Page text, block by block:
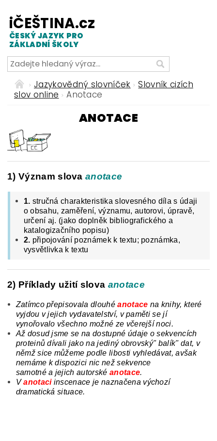
iČEŠTINA.cz
ČESKÝ JAZYK PRO
ZÁKLADNÍ ŠKOLY
Jazykovědný slovníček
Slovník cizích
slov online
Anotace
ANOTACE
1) Význam slovaanotace
1. stručná charakteristika slovesného díla s údaji
o obsahu, zaměření, významu, autorovi, úpravě,
určení aj. (jako doplněk bibliografického a
katalogizačního popisu)
2. připojování poznámek k textu; poznámka,
vysvětlivka k textu
2) Příklady užití slova anotace
Zatímco přepisovala dlouhé anotace na knihy, které
vyjdou v jejich vydavatelství, v paměti se jí
vynořovalo všechno možné ze včerejší noci.
Až dosud jsme se na dostupné údaje o sekvencích
proteinů dívali jako na jediný obrovský" balík" dat, v
němž sice můžeme podle libosti vyhledávat, avšak
nemáme k dispozici nic než sekvence
samotné a jejich autorské anotace.
V anotaci inscenace je naznačena výchozí
dramatická situace.